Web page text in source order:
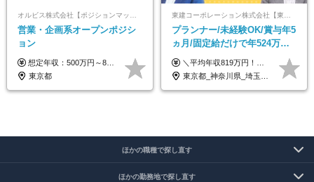
営業・企画系オープンポジシ
ョン
想定年収：500万円～800万円 ※ご経験やスキルに応じて決定します。 ※上記想定年収はあくまでも目安の金額であり、 選考を通じて上下する可能性があります。
東京都
プランナー/未経験OK/賞与年5
ヵ月/固定給だけで年524万円
可能/二人に一人が年収700万
円/休めて稼げる
＼平均年収819万円！社員の最大年収3,131万円／ ＼2人に1人が年収700万円以上／ ＼5人に1人が年収1,000万円以上！／ 固定給だけで、年収524万円も可能！ インセンティブだけでなく固定給でもしっかり稼げる仕組みです！ 【入社初年度】 年収400万～550万円＋インセンティブ →月給26万3,000円～29万5,600円＋賞与年2回（基本給×約5ヵ月分※前年度実績）＋インセンティブ＋各種手当 【インセンティブ】 1物件着工で目安80万～200万円 ※建物の契約金額実績によります 【各種手当】 ・都市手当…月1万円～3万円（首都圏・東海圏・関西圏で弊社指定の事業所に勤務する方が対象） ・家族手当…配偶者：月1万円、子供1名につき：月5千円 ・資格手当…FP資格1級：月1万円、2級：月5千円、3級：月3千円 ・役職手当…昇進欄に詳細記載（主任補：月5千円→主任：月1万円…） 【その他】 ※上記月給には、固定残業代【47時間分（7万3,800円以上）】が含まれます ※月平均残業時間は14時間と少なめです（2023年度） ※固定残業代の時間数を超える時間外労働は追加で支給 但し、時間数を超える時間外労働が発生する場合もあります（特別条項付き協定締結済）
東京都_神奈川県_埼玉県_千葉県_大阪府_愛知県_宮城県_茨城県_栃木県_群馬県_静岡県_兵庫県_京都府_福岡県
ほかの職種で探し直す
ほかの勤務地で探し直す